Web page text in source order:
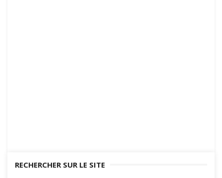
RECHERCHER SUR LE SITE